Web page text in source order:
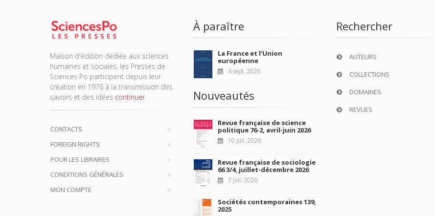
Maison d'édition dédiée aux sciences
humaines et sociales, les Presses de
Sciences Po participent depuis leur
création en 1976 à la transmission des
savoirs et des idées continuer
CONTACTS
FOREIGN RIGHTS
POUR LES LIBRAIRES
CONDITIONS GÉNÉRALES
MON COMPTE
À paraître
La France et l'Union
européenne
4 sept. 2026
Nouveautés
Revue française de science
politique 76-2, avril-juin 2026
10 juil. 2026
Revue française de sociologie
66 3/4, juillet-décembre 2026
7 juil. 2026
Sociétés contemporaines 139,
2025
Rechercher
AUTEURS
COLLECTIONS
DOMAINES
REVUES